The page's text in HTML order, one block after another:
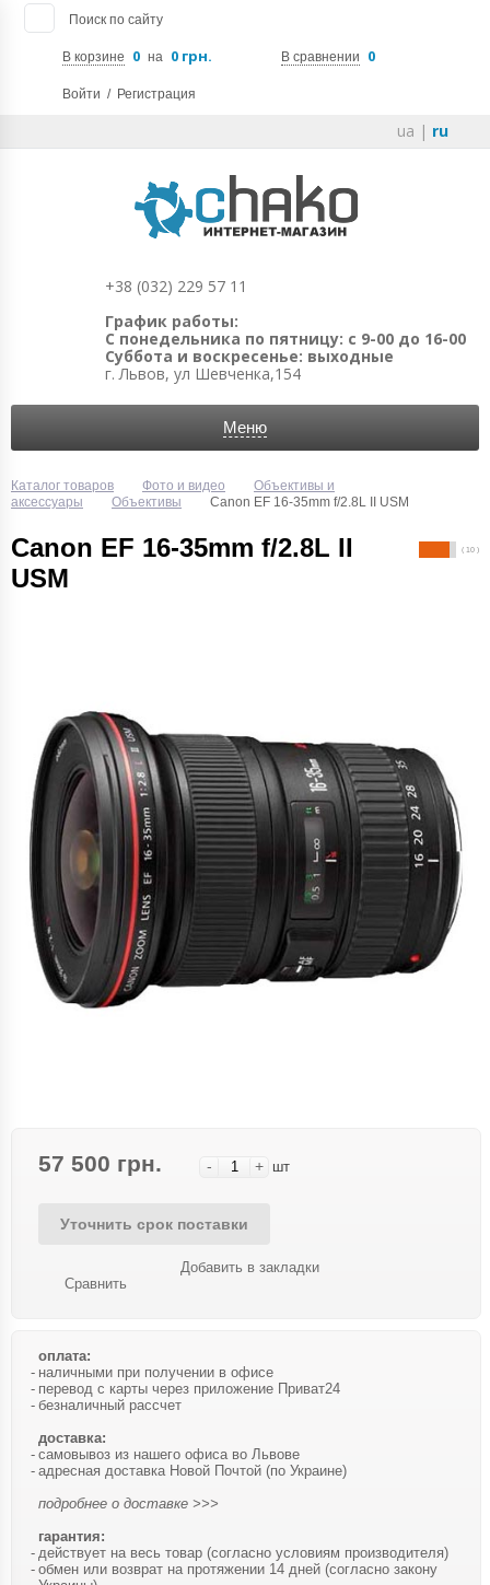
Поиск по сайту
В корзине 0 на 0 грн. В сравнении 0
Войти / Регистрация
ua | ru
+38 (032) 229 57 11
График работы:
С понедельника по пятницу: с 9-00 до 16-00
Суббота и воскресенье: выходные
г. Львов, ул Шевченка,154
Меню
Каталог товаров Фото и видео
Объективы и
аксессуары
Объективы Canon EF 16-35mm f/2.8L II USM
Canon EF 16-35mm f/2.8L II
USM
( 10 )
57 500 грн. - + шт
Уточнить срок поставки
Сравнить
Добавить в закладки
оплата:
наличными при получении в офисе
перевод с карты через приложение Приват24
безналичный рассчет
доставка:
самовывоз из нашего офиса во Львове
адресная доставка Новой Почтой (по Украине)
подробнее о доставке >>>
гарантия:
действует на весь товар (согласно условиям производителя)
обмен или возврат на протяжении 14 дней (согласно закону